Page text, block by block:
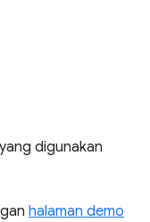
digunakan
halaman demo